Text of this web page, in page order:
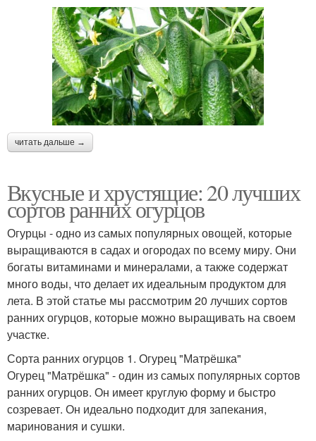
читать дальше →
Вкусные и хрустящие: 20 лучших
сортов ранних огурцов
Огурцы - одно из самых популярных овощей, которые
выращиваются в садах и огородах по всему миру. Они
богаты витаминами и минералами, а также содержат
много воды, что делает их идеальным продуктом для
лета. В этой статье мы рассмотрим 20 лучших сортов
ранних огурцов, которые можно выращивать на своем
участке.
Сорта ранних огурцов 1. Огурец "Матрёшка"
Огурец "Матрёшка" - один из самых популярных сортов
ранних огурцов. Он имеет круглую форму и быстро
созревает. Он идеально подходит для запекания,
маринования и сушки.